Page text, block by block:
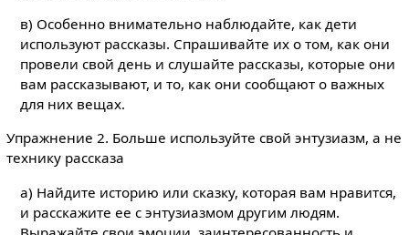
в) Особенно внимательно наблюдайте, как дети
используют рассказы. Спрашивайте их о том, как они
провели свой день и слушайте рассказы, которые они
вам рассказывают, и то, как они сообщают о важных
для них вещах.
Упражнение 2. Больше используйте свой энтузиазм, а не
технику рассказа
а) Найдите историю или сказку, которая вам нравится,
и расскажите ее с энтузиазмом другим людям.